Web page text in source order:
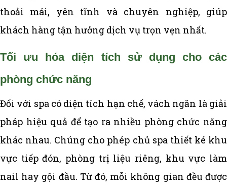
thoải mái, yên tĩnh và chuyên nghiệp, giúp
khách hàng tận hưởng dịch vụ trọn vẹn nhất.
Tối ưu hóa diện tích sử dụng cho các
phòng chức năng
Đối với spa có diện tích hạn chế, vách ngăn là giải
pháp hiệu quả để tạo ra nhiều phòng chức năng
khác nhau. Chúng cho phép chủ spa thiết ké khu
vực tiếp đón, phòng trị liệu riêng, khu vực làm
nail hay gội đầu. Từ đó, mỗi không gian đều được